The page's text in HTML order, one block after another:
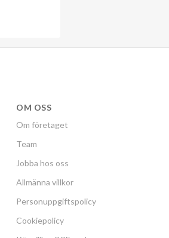
OM OSS
Om företaget
Team
Jobba hos oss
Allmänna villkor
Personuppgiftspolicy
Cookiepolicy